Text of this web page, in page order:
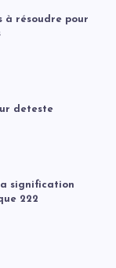
à résoudre pour
deteste
signification
222